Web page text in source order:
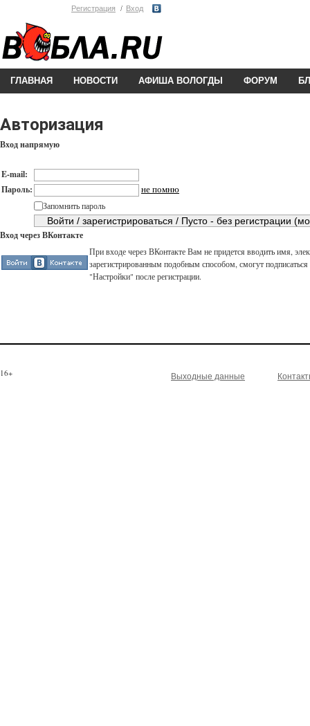
Регистрация Вход
ГЛАВНАЯ НОВОСТИ АФИША ВОЛОГДЫ ФОРУМ
Авторизация
Вход напрямую
E-mail:
Пароль:
не помню
Запомнить пароль
Вход через ВКонтакте
При входе через ВКонтакте Вам не придется вводить имя,
зарегистрированным подобным способом, смогут
"Настройки" после регистрации.
16+ Выходные данные